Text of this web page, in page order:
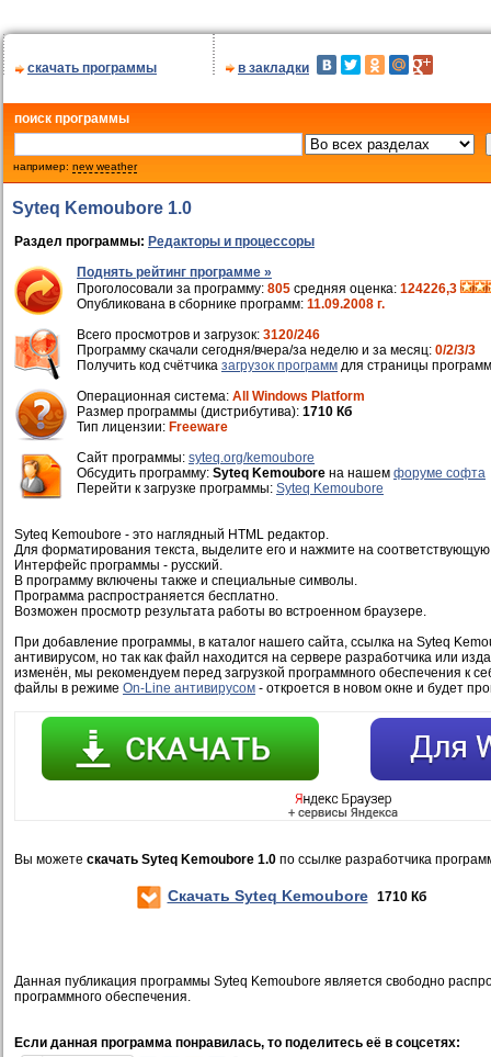
скачать программы в закладки
поиск программы
например: new weather
Syteq Kemoubore 1.0
Раздел программы: Редакторы и процессоры
Поднять рейтинг программе »
Проголосовали за программу: 805 средняя оценка: 124226,3
Опубликована в сборнике программ: 11.09.2008 г.
Всего просмотров и загрузок: 3120/246
Программу скачали сегодня/вчера/за неделю и за месяц: 0/2/3/3
Получить код счётчика загрузок программ для страницы
Операционная система: All Windows Platform
Размер программы (дистрибутива): 1710 Кб
Тип лицензии: Freeware
Cайт программы: syteq.org/kemoubore
Обсудить программу: Syteq Kemoubore на нашем форуме софта
Перейти к загрузке программы: Syteq Kemoubore
Syteq Kemoubore - это наглядный HTML редактор.
Для форматирования текста, выделите его и нажмите на соответствующую
Интерфейс программы - русский.
В программу включены также и специальные символы.
Программа распространяется бесплатно.
Возможен просмотр результата работы во встроенном браузере.
При добавление программы, в каталог нашего сайта, ссылка на Syteq
антивирусом, но так как файл находится на сервере разработчика или
изменён, мы рекомендуем перед загрузкой программного обеспечения к
файлы в режиме On-Line антивирусом - откроется в новом окне и будет
Вы можете скачать Syteq Kemoubore 1.0 по ссылке разработчика
Скачать Syteq Kemoubore 1710 Кб
Данная публикация программы Syteq Kemoubore является свободно
программного обеспечения.
Если данная программа понравилась, то поделитесь её в соцсетях: